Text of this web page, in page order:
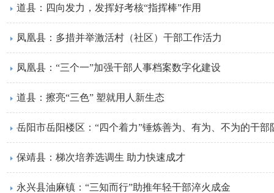
道县：四向发力，发挥好考核“指挥棒”作用
凤凰县：多措并举激活村（社区）干部工作活力
凤凰县：“三个一”加强干部人事档案数字化建设
道县：擦亮“三色” 塑就用人新生态
岳阳市岳阳楼区：“四个着力”锤炼善为、有为、不为的干部
保靖县：梯次培养选调生 助力快速成才
永兴县油麻镇：“三知而行”助推年轻干部淬火成金